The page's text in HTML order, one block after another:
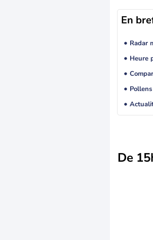
En
Radar
Heure
De